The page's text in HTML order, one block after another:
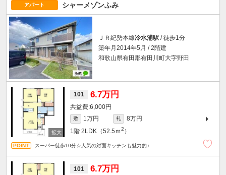
アパート シャーメゾンふみ
ＪＲ紀勢本線冷水浦駅 / 徒歩1分
築年月2014年5月 / 2階建
和歌山県有田郡有田川町大字野田
101 6.7万円
6,000円
敷 1万円 礼
8万円
1階 2LDK（52.5ｍ2 ）
スーパー徒歩10分☆人気の対面キッチンも魅力的♪
101 6.7万円